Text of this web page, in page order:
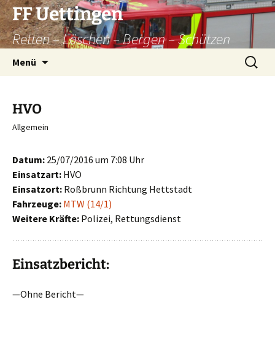
Zum
Inhalt
springen
FF Uettingen
Retten – Löschen – Bergen – Schützen
Menü
Suchen
nach:
HVO
Allgemein
Datum: 25/07/2016 um 7:08 Uhr
Einsatzart: HVO
Einsatzort: Roßbrunn Richtung Hettstadt
Fahrzeuge: MTW (14/1)
Weitere Kräfte: Polizei, Rettungsdienst
Einsatzbericht:
—Ohne Bericht—